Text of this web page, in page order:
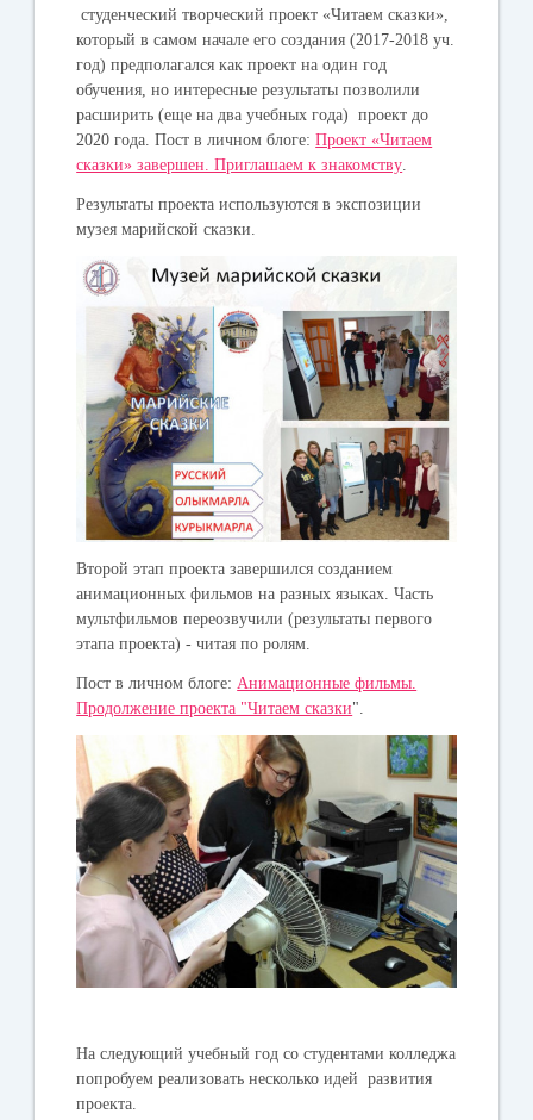
студенческий творческий проект «Читаем сказки»,
который в самом начале его создания (2017-2018 уч.
год) предполагался как проект на один год
обучения, но интересные результаты позволили
расширить (еще на два учебных года) проект до
2020 года.Пост в личном блоге:Проект «Читаем
сказки» завершен. Приглашаем к знакомству
Результаты проекта используются в экспозиции
музея марийской сказки.
Второй этап проекта завершился созданием
анимационных фильмов на разных языках. Часть
мультфильмов переозвучили (результаты первого
этапа проекта) - читая по ролям.
Пост в личном блоге: Анимационные фильмы.
Продолжение проекта "Читаем сказки".
На следующий учебный год со студентами колледжа
попробуем реализовать несколько идей развития
проекта.